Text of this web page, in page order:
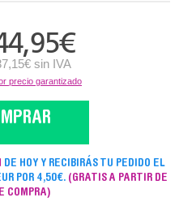
€
sin IVA
precio garantizado
DE HOY Y RECIBIRÁS TU PEDIDO EL
POR 4,50€. (GRATIS A PARTIR DE
COMPRA)